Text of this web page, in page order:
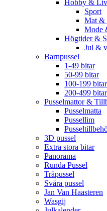
Hobby &
Sport
Mat &
Mode
Högtider &
Jul &
Barnpussel
1-49 bitar
50-99 bitar
100-199 bitar
200-499 bitar
Pusselmattor &
Pusselmatta
Pussellim
3D pussel
Extra stora bitar
Panorama
Runda Pussel
Träpussel
Svåra pussel
Jan Van Haasteren
Wasgij